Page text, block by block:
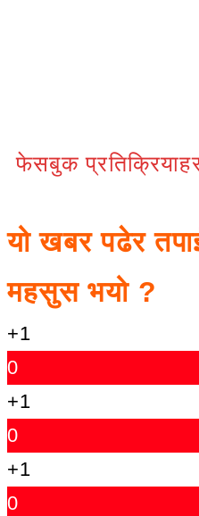
फेसबुक
यो खबर पढेर
महसुस भयो ?
+1
0
+1
0
+1
0